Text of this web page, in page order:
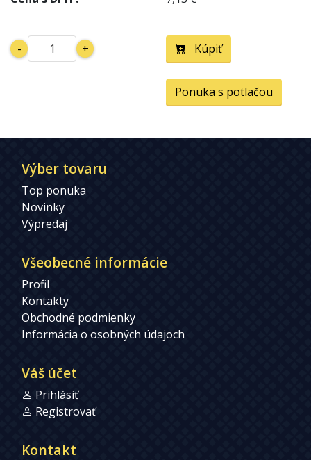
- + Kúpiť
Ponuka s potlačou
Výber tovaru
Top ponuka
Novinky
Výpredaj
Všeobecné informácie
Profil
Kontakty
Obchodné podmienky
Informácia o osobných údajoch
Váš účet
Prihlásiť
Registrovať
Kontakt